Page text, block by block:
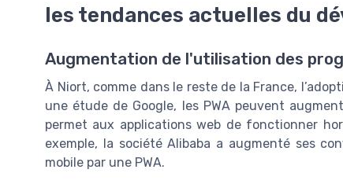
les tendances actuelles du
Augmentation de l'utilisation des
À Niort, comme dans le reste de la France,
une étude de Google, les PWA peuvent
permet aux applications web de fonctionner
exemple, la société Alibaba a augmenté ses
mobile par une PWA.